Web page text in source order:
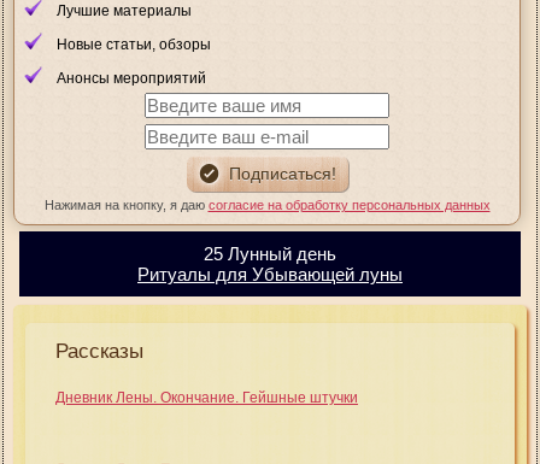
Лучшие материалы
Новые статьи, обзоры
Анонсы мероприятий
Нажимая на кнопку, я даю согласие на обработку персональных данных
25 Лунный день
Ритуалы для Убывающей луны
Рассказы
Дневник Лены. Окончание. Гейшные штучки